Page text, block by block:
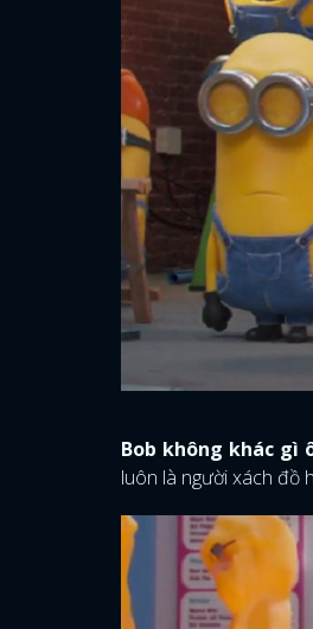
Bob không khác gì
luôn là người xách đồ